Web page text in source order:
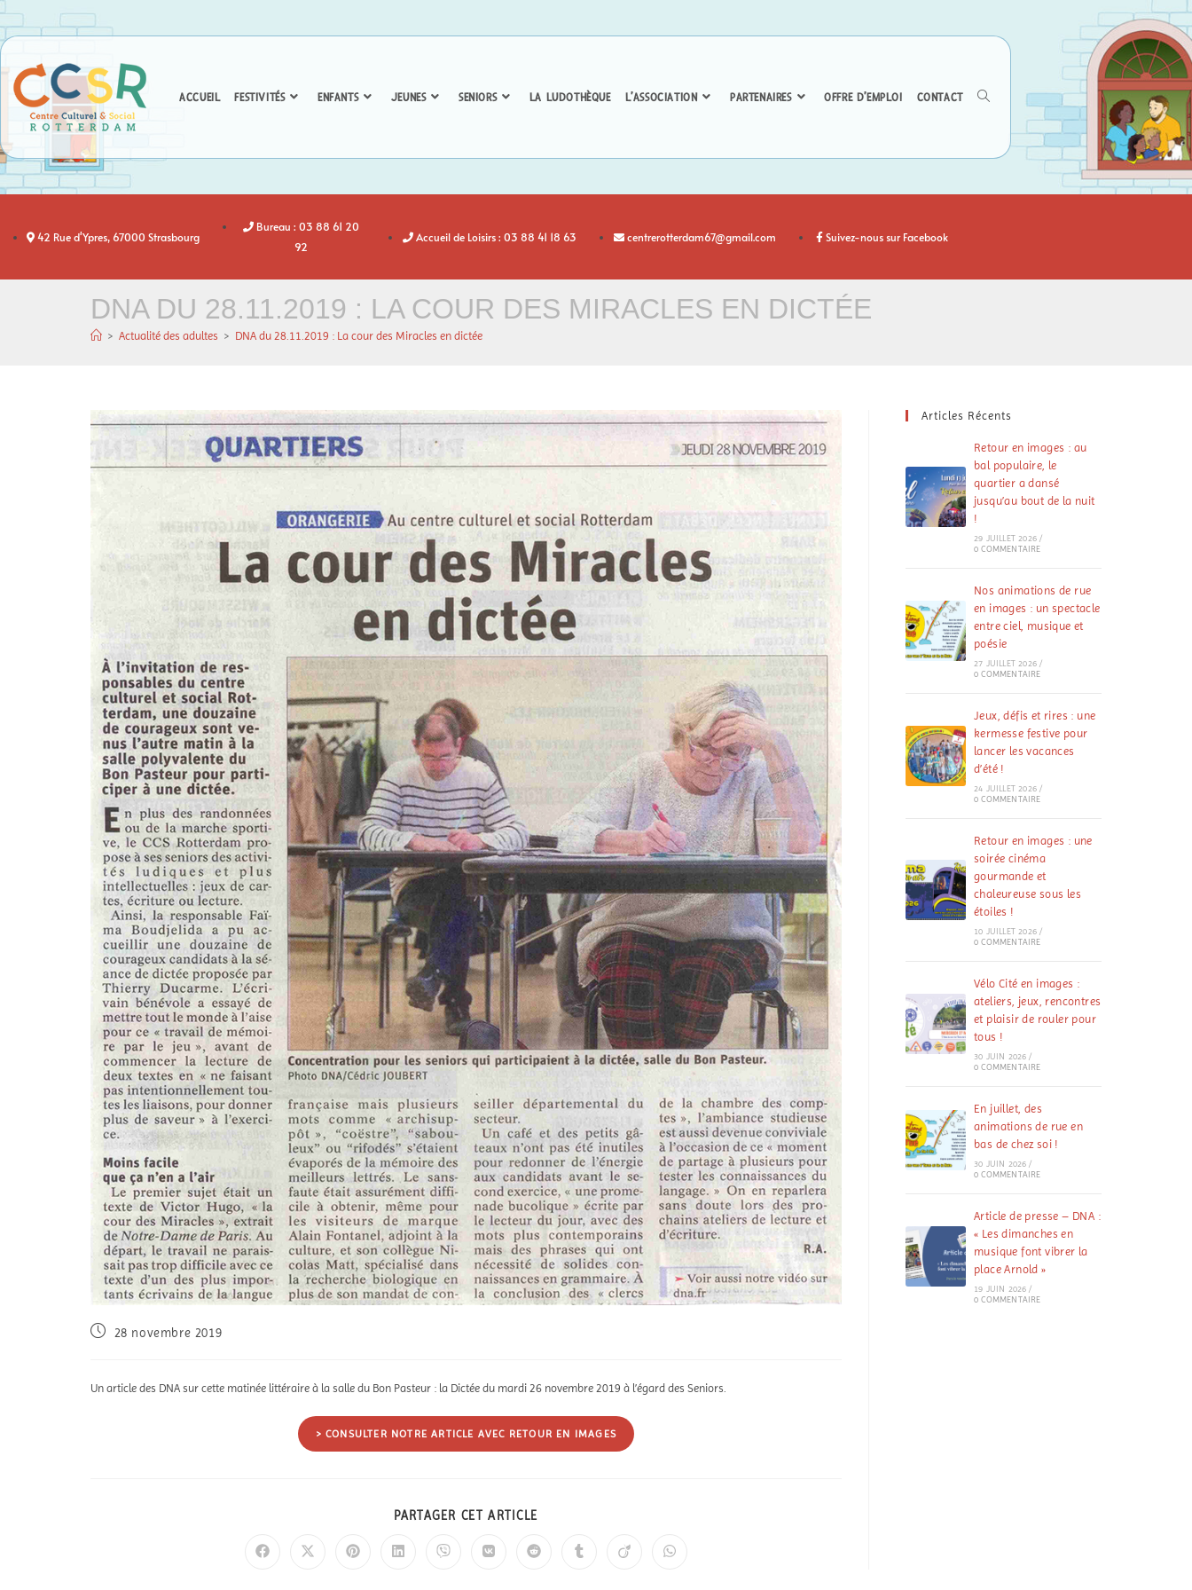
ACCUEIL FESTIVITÉS ENFANTS JEUNES SENIORS LA LUDOTHÈQUE L’ASSOCIATION PARTENAIRES OFFRE D’EMPLOI CONTACT
42 Rue d'Ypres, 67000 Strasbourg
Bureau : 03 88 61 20
92
Accueil de Loisirs : 03 88 41 18 63 centrerotterdam67@gmail.com Suivez-nous sur Facebook
DNA DU 28.11.2019 : LA COUR DES MIRACLES EN DICTÉE
> Actualité des adultes > DNA du 28.11.2019 : La cour des Miracles en dictée
28 novembre 2019
Un article des DNA sur cette matinée littéraire à la salle du Bon Pasteur : la Dictée du mardi 26 novembre 2019 à l’égard des Seniors.
> CONSULTER NOTRE ARTICLE AVEC RETOUR EN IMAGES
PARTAGER CET ARTICLE
Articles Récents
Retour en images : au
bal populaire, le
quartier a dansé
jusqu’au bout de la nuit
!
29 JUILLET 2026 /
0 COMMENTAIRE
Nos animations de rue
en images : un spectacle
entre ciel, musique et
poésie
27 JUILLET 2026 /
0 COMMENTAIRE
Jeux, défis et rires : une
kermesse festive pour
lancer les vacances
d’été !
24 JUILLET 2026 /
0 COMMENTAIRE
Retour en images : une
soirée cinéma
gourmande et
chaleureuse sous les
étoiles !
10 JUILLET 2026 /
0 COMMENTAIRE
Vélo Cité en images :
ateliers, jeux, rencontres
et plaisir de rouler pour
tous !
30 JUIN 2026 /
0 COMMENTAIRE
En juillet, des
animations de rue en
bas de chez soi !
30 JUIN 2026 /
0 COMMENTAIRE
Article de presse – DNA :
« Les dimanches en
musique font vibrer la
place Arnold »
19 JUIN 2026 /
0 COMMENTAIRE